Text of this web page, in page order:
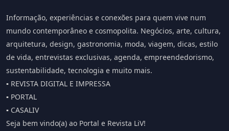
Informação, experiências e conexões para quem vive num
mundo contemporâneo e cosmopolita. Negócios, arte, cultura,
arquitetura, design, gastronomia, moda, viagem, dicas, estilo
de vida, entrevistas exclusivas, agenda, empreendedorismo,
sustentabilidade, tecnologia e muito mais.
▪️ REVISTA DIGITAL E IMPRESSA
▪️ PORTAL
▪️ CASALIV
Seja bem vindo(a) ao Portal e Revista LiV!